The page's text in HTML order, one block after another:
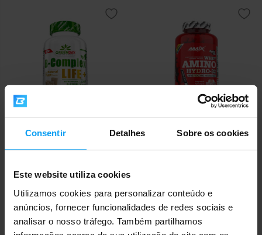
Consentir Detalhes Sobre os cookies
Este website utiliza cookies
Utilizamos cookies para personalizar conteúdo e
anúncios, fornecer funcionalidades de redes sociais e
analisar o nosso tráfego. Também partilhamos
cápsulas
18,60€
Amix
comprimidos